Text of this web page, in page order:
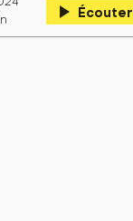
play_arrow Écouter